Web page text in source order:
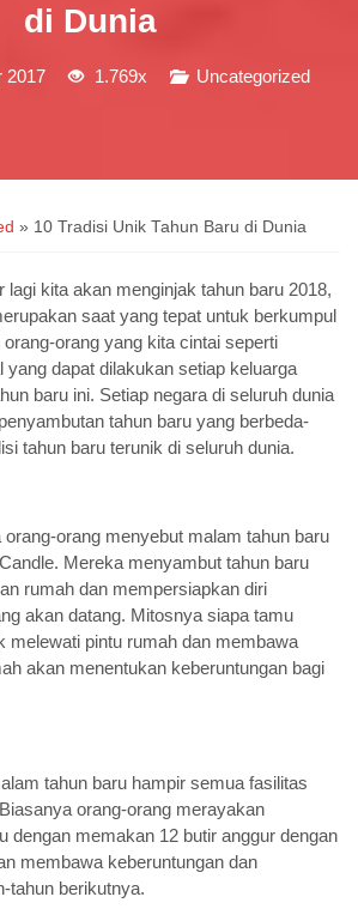
di Dunia
2017 1.769x Uncategorized
» 10 Tradisi Unik Tahun Baru di Dunia
kita akan menginjak tahun baru 2018,
saat yang tepat untuk berkumpul
orang yang kita cintai seperti
yang dapat dilakukan setiap keluarga
baru ini. Setiap negara di seluruh dunia
tahun baru yang berbeda-
tahun baru terunik di seluruh dunia.
orang-orang menyebut malam tahun baru
Mereka menyambut tahun baru
rumah dan mempersiapkan diri
akan datang. Mitosnya siapa tamu
melewati pintu rumah dan membawa
akan menentukan keberuntungan bagi
tahun baru hampir semua fasilitas
orang-orang merayakan
dengan memakan 12 butir anggur dengan
membawa keberuntungan dan
tahun berikutnya.